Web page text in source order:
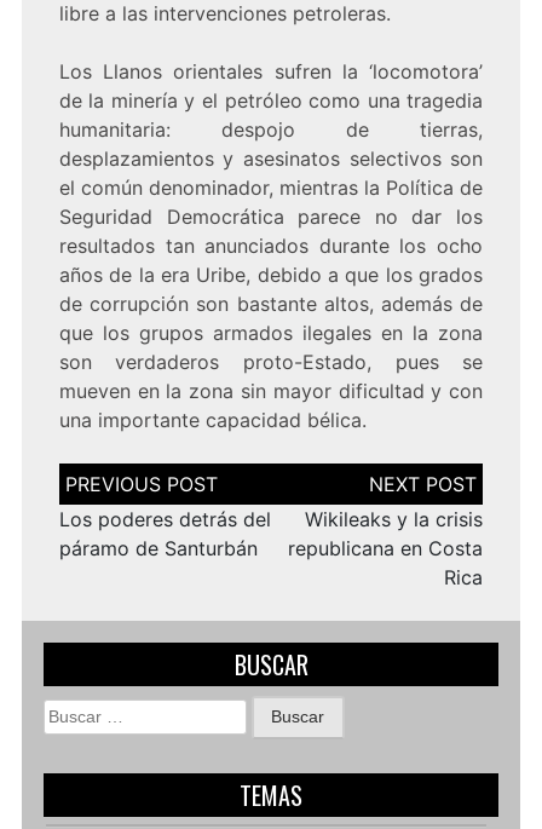
libre a las intervenciones petroleras.
Los Llanos orientales sufren la ‘locomotora’
de la minería y el petróleo como una tragedia
humanitaria: despojo de tierras,
desplazamientos y asesinatos selectivos son
el común denominador, mientras la Política de
Seguridad Democrática parece no dar los
resultados tan anunciados durante los ocho
años de la era Uribe, debido a que los grados
de corrupción son bastante altos, además de
que los grupos armados ilegales en la zona
son verdaderos proto-Estado, pues se
mueven en la zona sin mayor dificultad y con
una importante capacidad bélica.
Navegación
de
entradas
Los poderes detrás del
páramo de Santurbán
Wikileaks y la crisis
republicana en Costa
Rica
BUSCAR
Buscar:
TEMAS